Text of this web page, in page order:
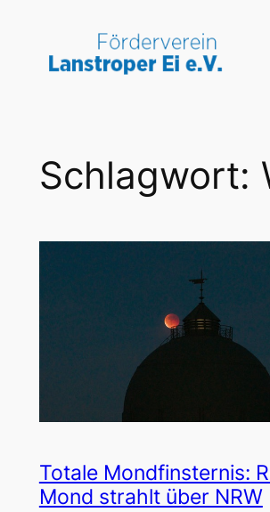
springen
Schlagwort:
Totale Mondfinsternis:
Mond strahlt über NRW